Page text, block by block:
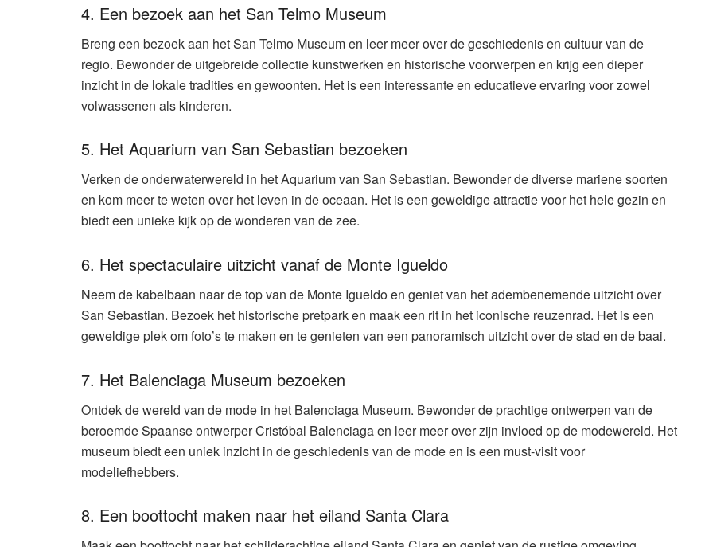
4. Een bezoek aan het San Telmo Museum
Breng een bezoek aan het San Telmo Museum en leer meer over de geschiedenis en cultuur van de
regio. Bewonder de uitgebreide collectie kunstwerken en historische voorwerpen en krijg een dieper
inzicht in de lokale tradities en gewoonten. Het is een interessante en educatieve ervaring voor zowel
volwassenen als kinderen.
5. Het Aquarium van San Sebastian bezoeken
Verken de onderwaterwereld in het Aquarium van San Sebastian. Bewonder de diverse mariene soorten
en kom meer te weten over het leven in de oceaan. Het is een geweldige attractie voor het hele gezin en
biedt een unieke kijk op de wonderen van de zee.
6. Het spectaculaire uitzicht vanaf de Monte Igueldo
Neem de kabelbaan naar de top van de Monte Igueldo en geniet van het adembenemende uitzicht over
San Sebastian. Bezoek het historische pretpark en maak een rit in het iconische reuzenrad. Het is een
geweldige plek om foto’s te maken en te genieten van een panoramisch uitzicht over de stad en de baai.
7. Het Balenciaga Museum bezoeken
Ontdek de wereld van de mode in het Balenciaga Museum. Bewonder de prachtige ontwerpen van de
beroemde Spaanse ontwerper Cristóbal Balenciaga en leer meer over zijn invloed op de modewereld. Het
museum biedt een uniek inzicht in de geschiedenis van de mode en is een must-visit voor
modeliefhebbers.
8. Een boottocht maken naar het eiland Santa Clara